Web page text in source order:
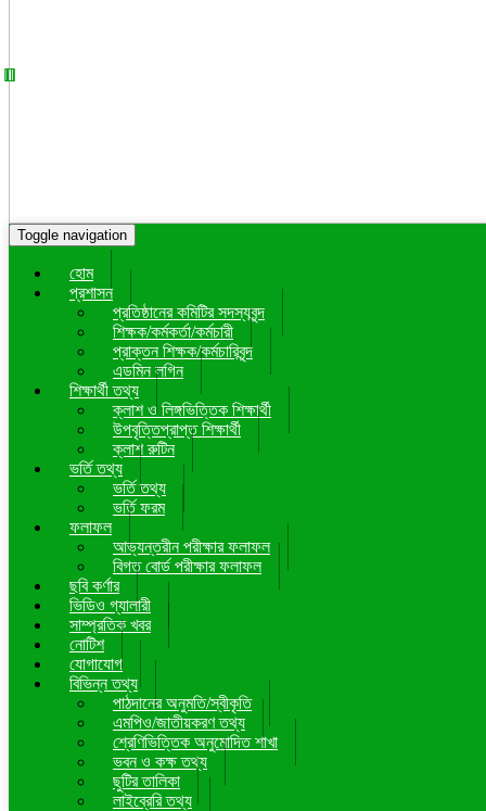
Toggle navigation
হোম
প্রশাসন
প্রতিষ্ঠানের কমিটির সদস্যবৃন্দ
শিক্ষক/কর্মকর্তা/কর্মচারী
প্রাক্তন শিক্ষক/কর্মচারিবৃন্দ
এডমিন লগিন
শিক্ষার্থী তথ্য
ক্লাশ ও লিঙ্গভিত্তিক শিক্ষার্থী
উপবৃত্তিপ্রাপ্ত শিক্ষার্থী
ক্লাশ রুটিন
ভর্তি তথ্য
ভর্তি তথ্য
ভর্তি ফরম
ফলাফল
আভ্যন্তরীন পরীক্ষার ফলাফল
বিগত বোর্ড পরীক্ষার ফলাফল
ছবি কর্ণার
ভিডিও গ্যালারী
সাম্প্রতিক খবর
নোটিশ
যোগাযোগ
বিভিন্ন তথ্য
পাঠদানের অনুমতি/স্বীকৃতি
এমপিও/জাতীয়করণ তথ্য
শ্রেণিভিত্তিক অনুমোদিত শাখা
ভবন ও কক্ষ তথ্য
ছুটির তালিকা
লাইব্রেরি তথ্য